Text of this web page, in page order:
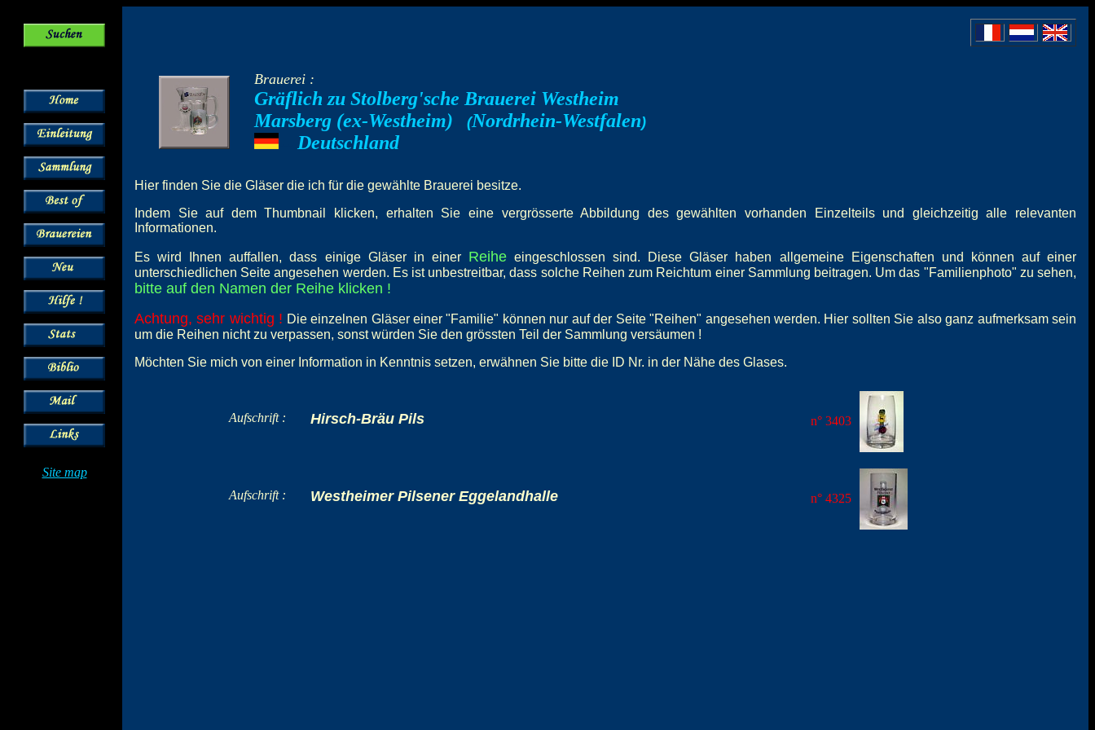
Site map
Brauerei :
Gräflich zu Stolberg'sche Brauerei Westheim
Marsberg (ex-Westheim)
(Nordrhein-Westfalen)
Deutschland
Hier finden Sie die Gläser die ich für die gewählte Brauerei besitze.
Indem Sie auf dem Thumbnail klicken, erhalten Sie eine vergrösserte Abbildung des gewählten vorhanden Einzelteils und gleichzeitig alle relevanten
Informationen.
Es wird Ihnen auffallen, dass einige Gläser in einer Reiheeingeschlossen sind. Diese Gläser haben allgemeine Eigenschaften und können auf einer
unterschiedlichen Seite angesehen werden. Es ist unbestreitbar, dass solche Reihen zum Reichtum einer Sammlung beitragen. Um das "Familienphoto" zu sehen,
bitte auf den Namen der Reihe klicken !
Achtung, sehr wichtig ! Die einzelnen Gläser einer "Familie" können nur auf der Seite "Reihen" angesehen werden. Hier sollten Sie also ganz aufmerksam sein
um die Reihen nicht zu verpassen, sonst würden Sie den grössten Teil der Sammlung versäumen !
Möchten Sie mich von einer Information in Kenntnis setzen, erwähnen Sie bitte die ID Nr. in der Nähe des Glases.
Aufschrift : Hirsch-Bräu Pils n° 3403
Aufschrift : Westheimer Pilsener Eggelandhalle n° 4325